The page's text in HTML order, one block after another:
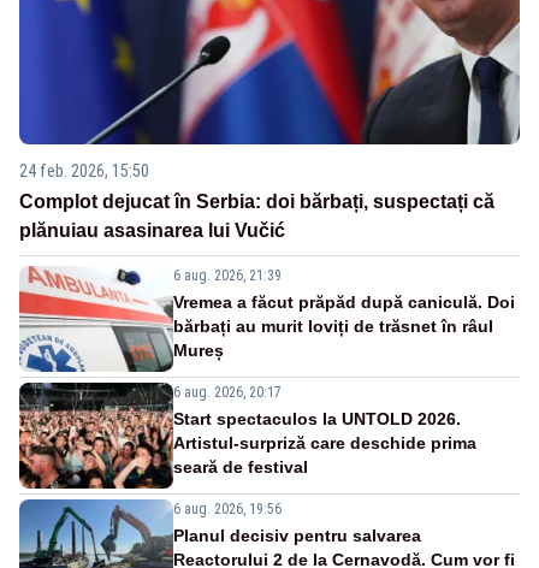
24 feb. 2026, 15:50
Complot dejucat în Serbia: doi bărbați, suspectați că
plănuiau asasinarea lui Vučić
6 aug. 2026, 21:39
Vremea a făcut prăpăd după caniculă. Doi
bărbați au murit loviți de trăsnet în râul
Mureș
6 aug. 2026, 20:17
Start spectaculos la UNTOLD 2026.
Artistul-surpriză care deschide prima
seară de festival
6 aug. 2026, 19:56
Planul decisiv pentru salvarea
Reactorului 2 de la Cernavodă. Cum vor fi